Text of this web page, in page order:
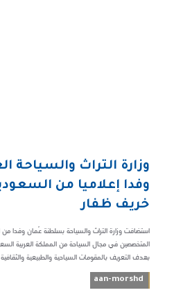
وزارة التراث
وفدا إعلاميا من
خريف ظفار
استضافت وزارة التراث والسياحة بسلطنة عُمان وفدا من
المتخصصين في مجال السياحة من المملكة العربية
بهدف التعريف بالمقومات السياحية والطبيعية والثقافية
aan-morshd